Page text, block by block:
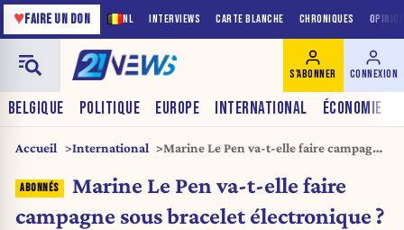
NL INTERVIEWS CARTE BLANCHE CHRONIQUES
♥FAIRE UN DON
BELGIQUE POLITIQUE EUROPE INTERNATIONAL ÉCONOMIE
S'ABONNER CONNEXION
Accueil International
Marine Le Pen va-t-elle faire campagne
Marine Le Pen va-t-elle faire
campagne sous bracelet électronique ?